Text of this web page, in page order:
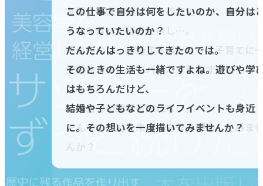
友達や恋人と旅行にも行きたいし、美味し
ものを食べに行きたいし…。
その先には、結婚するのかな…？子育てに
生懸命？その上でバリバリ仕事するのもカ
コイイ。
でも自分の趣味も忘れない。
そんないろんな未来の自分を想像してみま
んか？
決まったとか。
仕事をしている自分がみえてくると、生活し
ている自分も目に浮かびませんか
仕事帰りや休日はどうしてるかな友達と遊
び？恋人とのデート？
家に帰って自分の趣味を楽しむ？
のんびりやすむのもいいよね。そんなこと
らこの先の人生考えてみませんか？
この仕事で自分は何をしたいのか、自分は
うなっていたいのか？
だんだんはっきりしてきたのでは。
そのときの生活も一緒ですよね。遊びや学
はもちろんだけど、
結婚や子どもなどのライフイベントも身近
に。その想いを一度描いてみませんか？
友達や恋人と旅行にも行きたいし、美味し
ものを食べに行きたいし…。
その先には、結婚するのかな…？子育てに
生懸命？その上でバリバリ仕事するのもカ
コイイ。
でも自分の趣味も忘れない。
そんないろんな未来の自分を想像してみま
んか？
決まったとか。
仕事をしている自分がみえてくると、生活し
ている自分も目に浮かびませんか
仕事帰りや休日はどうしてるかな友達と遊
び？恋人とのデート？
家に帰って自分の趣味を楽しむ？
のんびりやすむのもいいよね。そんなこと
らこの先の人生考えてみませんか？
この仕事で自分は何をしたいのか、自分は
うなっていたいのか？
だんだんはっきりしてきたのでは。
そのときの生活も一緒ですよね。遊びや学
はもちろんだけど、
結婚や子どもなどのライフイベントも身近
に。その想いを一度描いてみませんか？